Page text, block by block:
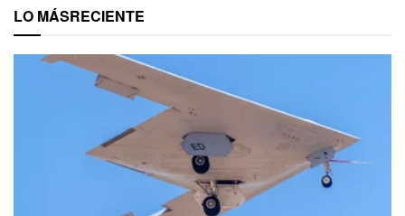
LO MÁSRECIENTE